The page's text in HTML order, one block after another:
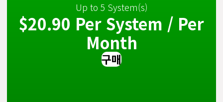
Up to 5 System(s)
$20.90 Per System / Per
Month
구매